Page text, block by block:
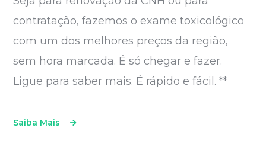
contratação, fazemos o exame toxicológico
com um dos melhores preços da região,
sem hora marcada. É só chegar e fazer.
Ligue para saber mais. É rápido e fácil. **
Saiba Mais